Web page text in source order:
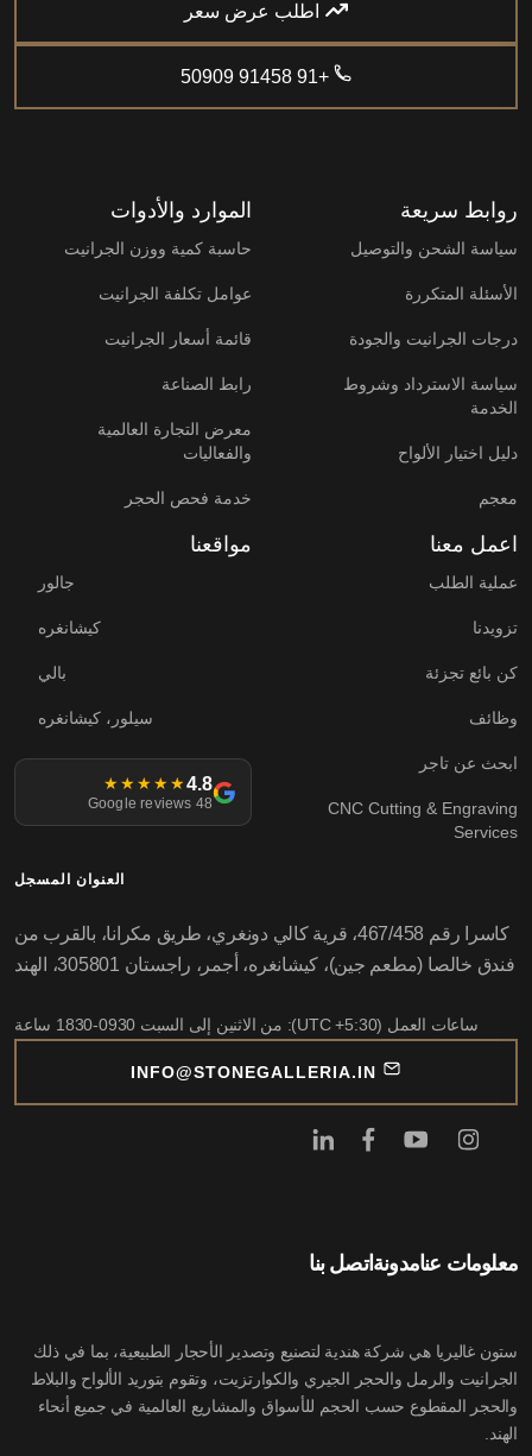
اطلب عرض سعر
+91 91458 50909
روابط سريعة
سياسة الشحن والتوصيل
الأسئلة المتكررة
درجات الجرانيت والجودة
سياسة الاسترداد وشروط
الخدمة
دليل اختيار الألواح
معجم
الموارد والأدوات
حاسبة كمية ووزن الجرانيت
عوامل تكلفة الجرانيت
قائمة أسعار الجرانيت
رابط الصناعة
معرض التجارة العالمية
والفعاليات
خدمة فحص الحجر
اعمل معنا
عملية الطلب
تزويدنا
كن بائع تجزئة
وظائف
ابحث عن تاجر
CNC Cutting & Engraving
Services
مواقعنا
جالور
كيشانغره
بالي
سيلور، كيشانغره
4.8
★★★★★
48 Google reviews
معلومات عنامدونة اتصل بنا
ستون غاليريا هي شركة هندية لتصنيع وتصدير الأحجار الطبيعية، بما في ذلك
الجرانيت والرمل والحجر الجيري والكوارتزيت، وتقوم بتوريد الألواح والبلاط
والحجر المقطوع حسب الحجم للأسواق والمشاريع العالمية في جميع أنحاء
الهند.
العنوان المسجل
كاسرا رقم 467/458، قرية كالي دونغري، طريق مكرانا، بالقرب من
فندق خالصا (مطعم جين)، كيشانغره، أجمر، راجستان 305801، الهند
ساعات العمل (UTC +5:30): من الاثنين إلى السبت 0930-1830 ساعة
INFO@STONEGALLERIA.IN